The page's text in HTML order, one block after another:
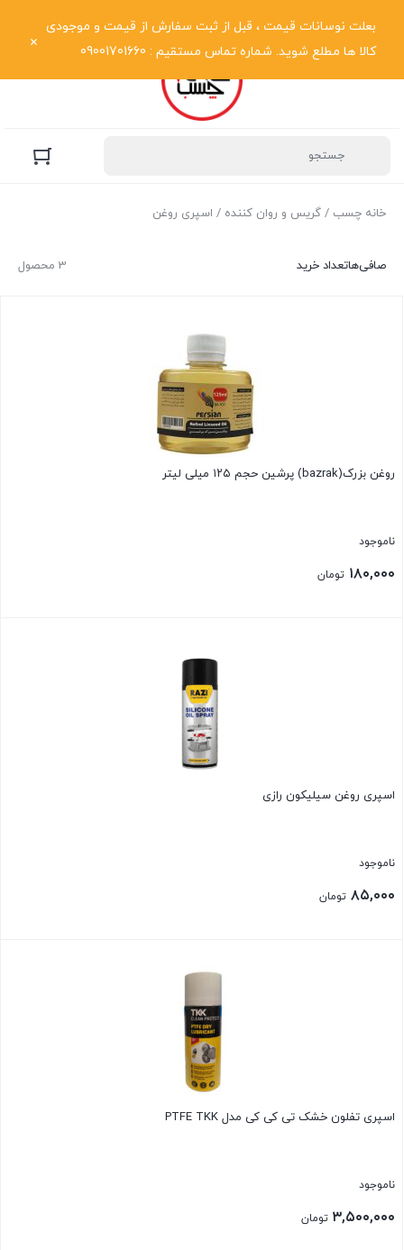
بعلت نوسانات قیمت ، قبل از ثبت سفارش از قیمت و موجودی
کالا ها مطلع شوید. شماره تماس مستقیم : 09001701660
خانه چسب / گریس و روان کننده / اسپری روغن
3 محصول صافی‌هاتعداد خرید
روغن بزرک(bazrak) پرشین حجم ۱۲۵ میلی لیتر
ناموجود
۱۸۰,۰۰۰ تومان
اسپری روغن سیلیکون رازی
ناموجود
۸۵,۰۰۰ تومان
اسپری تفلون خشک تی کی کی مدل PTFE TKK
ناموجود
۳,۵۰۰,۰۰۰ تومان